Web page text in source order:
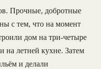
Прочные, добротные
с тем, что на момент
дом на три-четыре
на летней кухне. Затем
и делали